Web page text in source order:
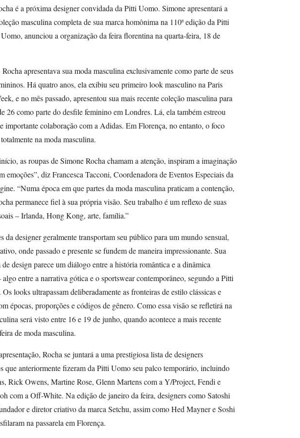
é a próxima designer convidada da Pitti Uomo. Simone apresentará a
masculina completa de sua marca homônima na 110ª edição da Pitti
anunciou a organização da feira florentina na quarta-feira, 18 de
apresentava sua moda masculina exclusivamente como parte de seus
Há quatro anos, ela exibiu seu primeiro look masculino na Paris
e no mês passado, apresentou sua mais recente coleção masculina para
26 como parte do desfile feminino em Londres. Lá, ela também estreou
importante colaboração com a Adidas. Em Florença, no entanto, o foco
na moda masculina.
as roupas de Simone Rocha chamam a atenção, inspiram a imaginação
emoções”, diz Francesca Tacconi, Coordenadora de Eventos Especiais da
“Numa época em que partes da moda masculina praticam a contenção,
permanece fiel à sua própria visão. Seu trabalho é um reflexo de suas
– Irlanda, Hong Kong, arte, família.”
da designer geralmente transportam seu público para um mundo sensual,
onde passado e presente se fundem de maneira impressionante. Sua
design parece um diálogo entre a história romântica e a dinâmica
algo entre a narrativa gótica e o sportswear contemporâneo, segundo a Pitti
looks ultrapassam deliberadamente as fronteiras de estilo clássicas e
épocas, proporções e códigos de gênero. Como essa visão se refletirá na
será visto entre 16 e 19 de junho, quando acontece a mais recente
de moda masculina.
Rocha se juntará a uma prestigiosa lista de designers
que anteriormente fizeram da Pitti Uomo seu palco temporário, incluindo
Rick Owens, Martine Rose, Glenn Martens com a Y/Project, Fendi e
com a Off-White. Na edição de janeiro da feira, designers como Satoshi
e diretor criativo da marca Setchu, assim como Hed Mayner e Soshi
na passarela em Florença.